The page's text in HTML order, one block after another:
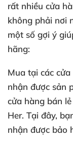
rất nhiều cửa
không phải nơi
một số gợi ý
hãng:
Mua tại các
nhận được sản
cửa hàng bán
Her. Tại đây,
nhận được bảo